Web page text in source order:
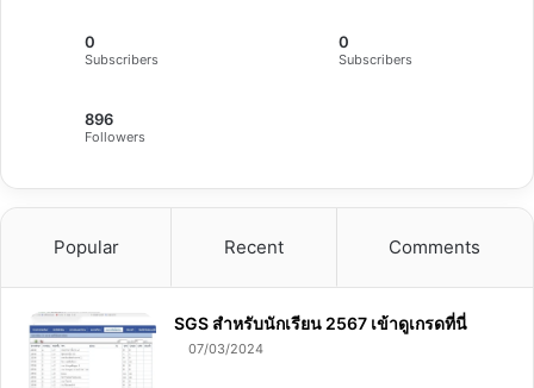
0
Subscribers
0
Subscribers
896
Followers
Popular Recent Comments
SGS สําหรับนักเรียน 2567 เข้าดูเกรดที่นี่
07/03/2024